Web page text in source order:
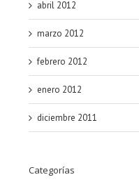
abril 2012
marzo 2012
febrero 2012
enero 2012
diciembre 2011
Categorías